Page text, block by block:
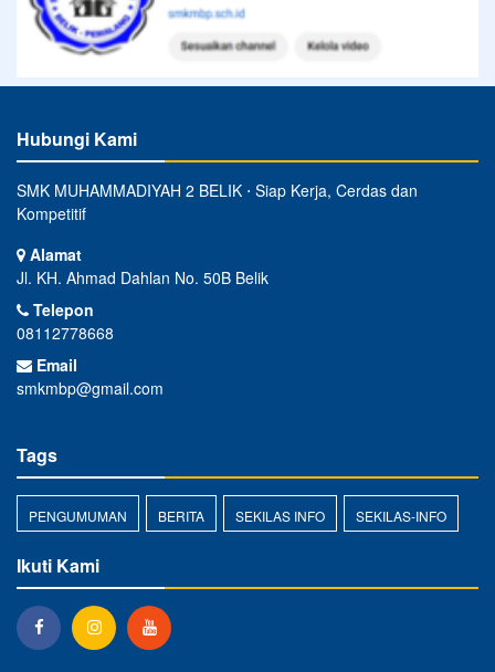
Hubungi Kami
SMK MUHAMMADIYAH 2 BELIK ⋅ Siap Kerja, Cerdas dan
Kompetitif
Alamat
Jl. KH. Ahmad Dahlan No. 50B Belik
Telepon
08112778668
Email
smkmbp@gmail.com
Tags
PENGUMUMAN BERITA SEKILAS INFO SEKILAS-INFO
Ikuti Kami